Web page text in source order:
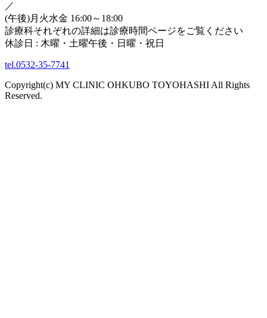
／
(午後)月火水金 16:00～18:00
診療科それぞれの詳細は診療時間ページをご覧ください
休診日 : 木曜・土曜午後・日曜・祝日
tel.0532-35-7741
Copyright(c) MY CLINIC OHKUBO TOYOHASHI All Rights
Reserved.